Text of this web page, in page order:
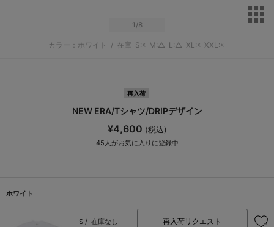
1 /8
カラー：ホワイト / 在庫 S:☓ M:△ L:△ XL:☓ XXL:☓
再入荷
NEW ERA/Tシャツ/DRIPデザイン
¥4,600 (税込)
45 人がお気に入りに登録中
ホワイト
S / 在庫なし 再入荷リクエスト